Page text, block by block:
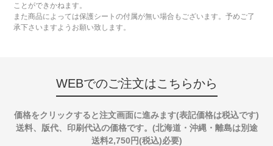
ことができかねます。
また商品によっては保護シートの付属が無い場合もございます。予めご了
承下さいますようお願い致します。
WEBでのご注文はこちらから
価格をクリックすると注文画面に進みます(表記価格は税込です)
送料、版代、印刷代込の価格です。(北海道・沖縄・離島は別途
送料2,750円(税込)必要)